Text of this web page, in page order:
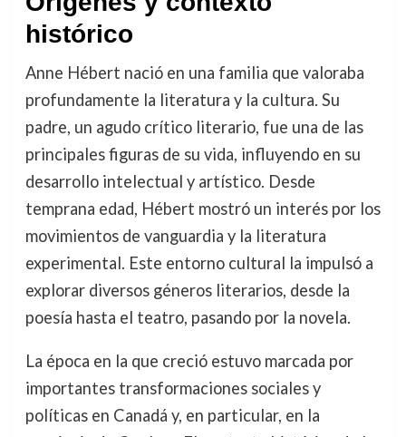
histórico
Anne Hébert nació en una familia que valoraba
profundamente la literatura y la cultura. Su
padre, un agudo crítico literario, fue una de las
principales figuras de su vida, influyendo en su
desarrollo intelectual y artístico. Desde
temprana edad, Hébert mostró un interés por los
movimientos de vanguardia y la literatura
experimental. Este entorno cultural la impulsó a
explorar diversos géneros literarios, desde la
poesía hasta el teatro, pasando por la novela.
La época en la que creció estuvo marcada por
importantes transformaciones sociales y
políticas en Canadá y, en particular, en la